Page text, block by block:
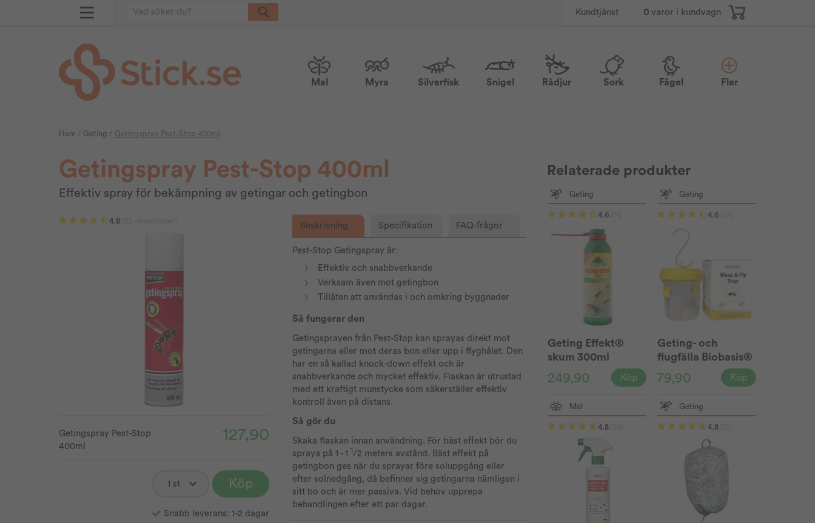
Kundtjänst 0 varor i kundvagn
Mal Myra Silverfisk Snigel Rådjur Sork Fågel Fler
Hem / Geting / Getingspray Pest-Stop 400ml
Getingspray Pest-Stop 400ml
Effektiv spray för bekämpning av getingar och getingbon
4.8
Getingspray Pest-Stop
400ml
127,90
Köp
Snabb leverans: 1-2 dagar
Beskrivning Specifikation FAQ-frågor
Pest-Stop Getingspray är:
Effektiv och snabbverkande
Verksam även mot getingbon
Tillåten att användas i och omkring byggnader
Så fungerar den
Getingsprayen från Pest-Stop kan sprayas direkt mot
getingarna eller mot deras bon eller upp i flyghålet. Den
har en så kallad knock-down effekt och är
snabbverkande och mycket effektiv. Flaskan är utrustad
med ett kraftigt munstycke som säkerställer effektiv
kontroll även på distans.
Så gör du
Skaka flaskan innan användning. För bäst effekt bör du
spraya på 1 - 1 1 /2 meters avstånd. Bäst effekt på
getingbon ges när du sprayar före soluppgång eller
efter solnedgång, då befinner sig getingarna nämligen i
sitt bo och är mer passiva. Vid behov upprepa
behandlingen efter ett par dagar.
Relaterade produkter
Geting
4.6
Geting Effekt®
skum 300ml
249,90 Köp
Geting
4.6
Geting- och
flugfälla Biobasis®
79,90 Köp
Mal
4.8
Geting
4.8